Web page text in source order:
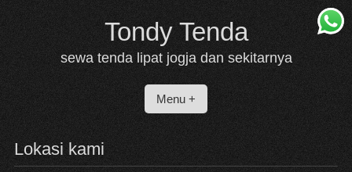
content
Tondy Tenda
sewa tenda lipat jogja dan sekitarnya
Menu +
Lokasi kami